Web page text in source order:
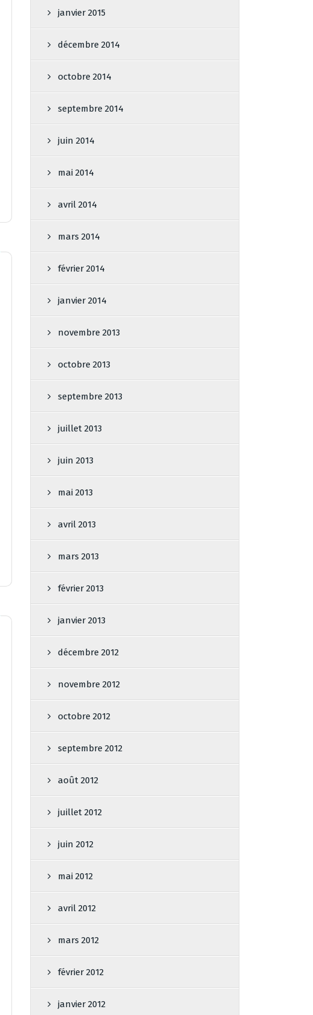
janvier 2015
décembre 2014
octobre 2014
septembre 2014
juin 2014
mai 2014
avril 2014
mars 2014
février 2014
janvier 2014
novembre 2013
octobre 2013
septembre 2013
juillet 2013
juin 2013
mai 2013
avril 2013
mars 2013
février 2013
janvier 2013
décembre 2012
novembre 2012
octobre 2012
septembre 2012
août 2012
juillet 2012
juin 2012
mai 2012
avril 2012
mars 2012
février 2012
janvier 2012